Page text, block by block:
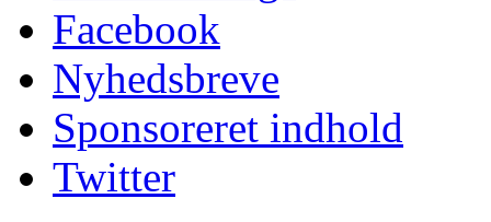
Facebook
Nyhedsbreve
Sponsoreret indhold
Twitter